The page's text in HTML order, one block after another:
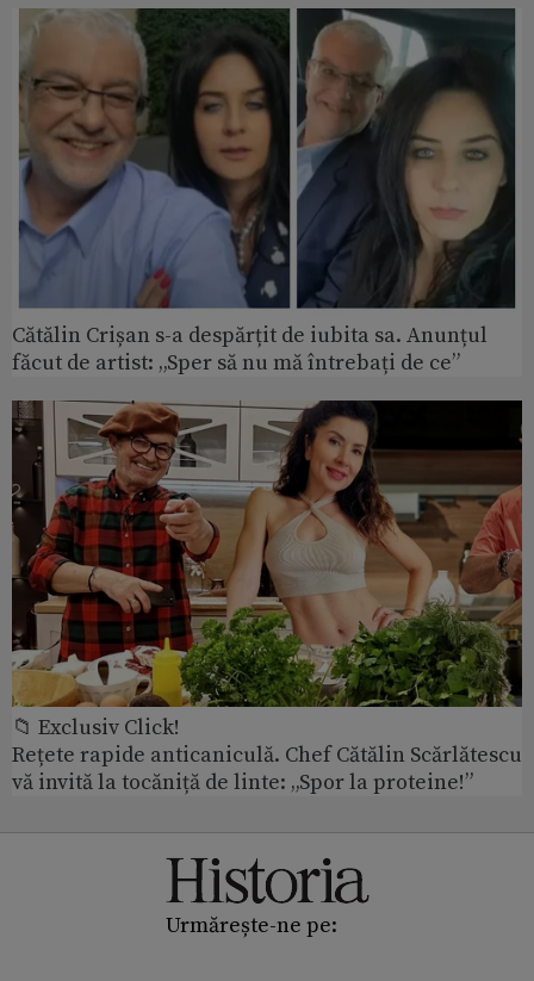
Cătălin Crișan s-a despărțit de iubita sa. Anunțul
făcut de artist: „Sper să nu mă întrebați de ce”
📁 Exclusiv Click!
Rețete rapide anticaniculă. Chef Cătălin Scărlătescu
vă invită la tocăniță de linte: „Spor la proteine!”
Urmărește-ne pe: